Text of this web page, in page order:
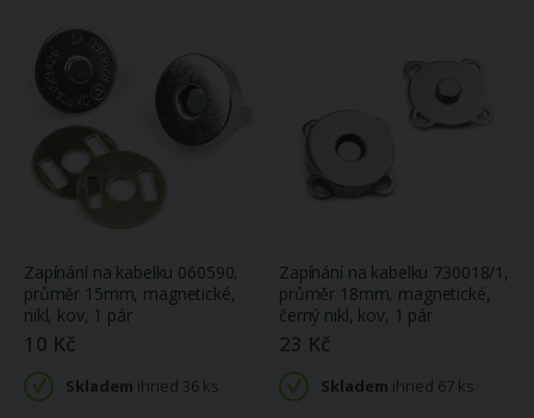
Zapínání na kabelku 060590,
průměr 15mm, magnetické,
nikl, kov, 1 pár
10 Kč
Skladem ihned 36 ks
Zapínání na kabelku 730018/1,
průměr 18mm, magnetické,
černý nikl, kov, 1 pár
23 Kč
Skladem ihned 67 ks
1 150 Kč
akční
cena
SLEVA
(skladem
poslední 1 ks)
Molitanová deska 100×200 cm – PUR pěna, více tlouštěk (0,5–5 cm)
128 Kč